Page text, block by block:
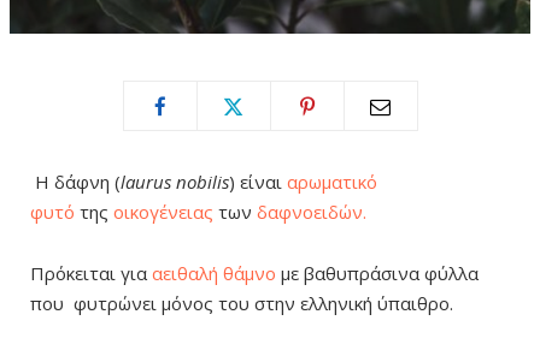
Η δάφνη (laurus nobilis) είναι αρωματικό
φυτό της οικογένειας των δαφνοειδών.
Πρόκειται για αειθαλή θάμνο με βαθυπράσινα φύλλα
που φυτρώνει μόνος του στην ελληνική ύπαιθρο.